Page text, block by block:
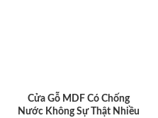
Cửa Gỗ MDF Có Chống
Nước Không Sự Thật Nhiều